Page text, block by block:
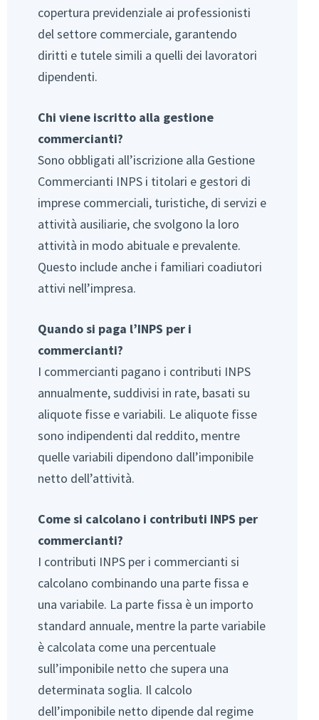
copertura previdenziale ai professionisti
del settore commerciale, garantendo
diritti e tutele simili a quelli dei lavoratori
dipendenti.
Chi viene iscritto alla gestione
commercianti?
Sono obbligati all’iscrizione alla Gestione
Commercianti INPS i titolari e gestori di
imprese commerciali, turistiche, di servizi e
attività ausiliarie, che svolgono la loro
attività in modo abituale e prevalente.
Questo include anche i familiari coadiutori
attivi nell’impresa.
Quando si paga l’INPS per i
commercianti?
I commercianti pagano i contributi INPS
annualmente, suddivisi in rate, basati su
aliquote fisse e variabili. Le aliquote fisse
sono indipendenti dal reddito, mentre
quelle variabili dipendono dall’imponibile
netto dell’attività.
Come si calcolano i contributi INPS per
commercianti?
I contributi INPS per i commercianti si
calcolano combinando una parte fissa e
una variabile. La parte fissa è un importo
standard annuale, mentre la parte variabile
è calcolata come una percentuale
sull’imponibile netto che supera una
determinata soglia. Il calcolo
dell’imponibile netto dipende dal regime